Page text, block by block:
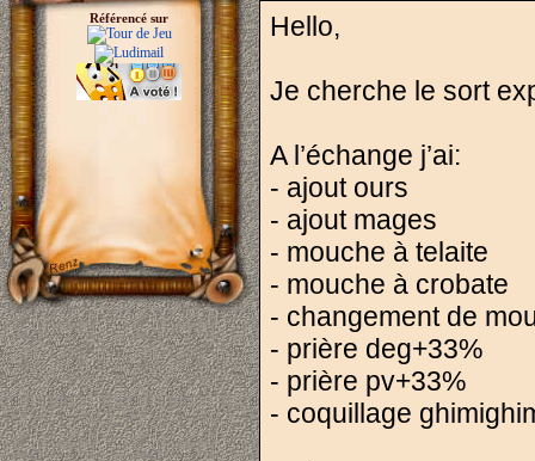
Référencé sur Hello,
Je cherche le sort
A l’échange j’ai:
- ajout ours
- ajout mages
- mouche à telaite
- mouche à crobate
- changement de
- prière deg+33%
- prière pv+33%
- coquillage